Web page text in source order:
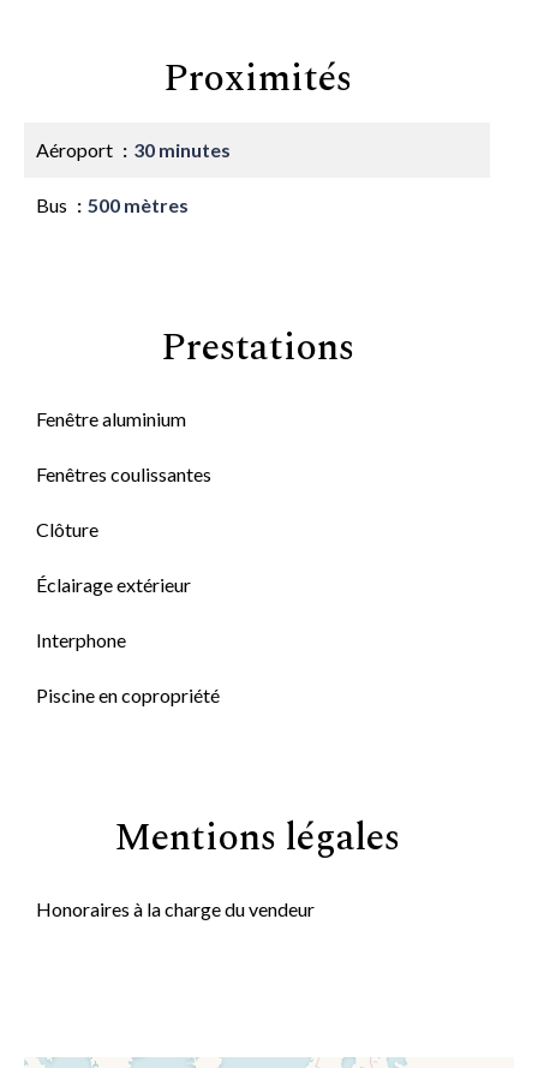
Proximités
Aéroport 30 minutes
Bus 500 mètres
Prestations
Fenêtre aluminium
Fenêtres coulissantes
Clôture
Éclairage extérieur
Interphone
Piscine en copropriété
Mentions légales
Honoraires à la charge du vendeur